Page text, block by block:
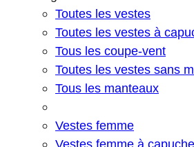
Toutes les vestes
Toutes les vestes à
Tous les coupe-vent
Toutes les vestes sans
Tous les manteaux
Vestes femme
Vestes femme à capuche